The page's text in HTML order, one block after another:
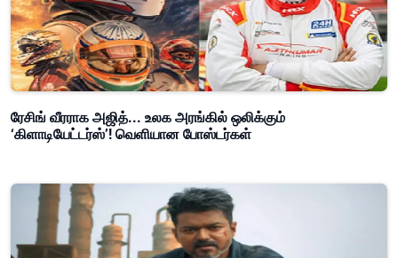
ரேசிங் வீரராக அஜித்... உலக அரங்கில் ஒலிக்கும்
‘கிளாடியேட்டர்ஸ்’! வெளியான போஸ்டர்கள்